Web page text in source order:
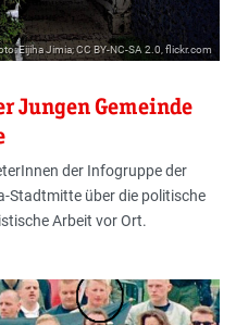
Eijiha Jimia; CC BY-NC-SA 2.0, flickr.com
Jungen Gemeinde
der Infogruppe der
Stadtmitte über die politische
Arbeit vor Ort.